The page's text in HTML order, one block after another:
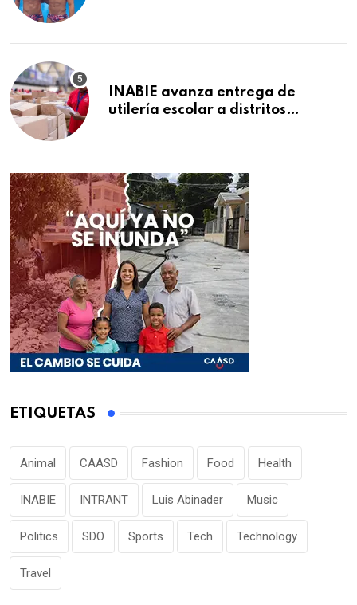
INABIE avanza entrega de
utilería escolar a distritos
ETIQUETAS
Animal CAASD Fashion Food Health
INABIE INTRANT Luis Abinader Music
Politics SDO Sports Tech Technology
Travel